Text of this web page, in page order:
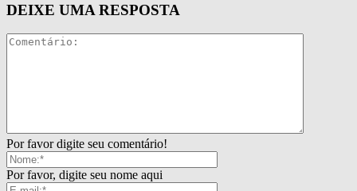
DEIXE UMA RESPOSTA
Por favor digite seu comentário!
Por favor, digite seu nome aqui